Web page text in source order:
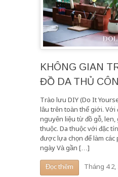
KHÔNG GIAN
ĐỒ DA THỦ
Trào lưu DIY (Do It
lâu trên toàn thế giới. Với
nguyên liệu từ đồ gỗ, len,
thuộc. Da thuộc với đặc
được lựa chọn để làm
ngày Và gần […]
Đọc thêm Tháng 4 2,